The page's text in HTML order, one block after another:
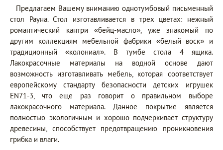
Предлагаем Вашему вниманию однотумбовый письменный
стол Рауна. Стол изготавливается в трех цветах: нежный
романтический кантри «бейц-масло», уже знакомый по
другим коллекциям мебельной фабрики «белый воск» и
традиционный «колониал». В тумбе стола 4 ящика.
Лакокрасочные материалы на водной основе дают
возможность изготавливать мебель, которая соответствует
европейскому стандарту безопасности детских игрушек
EN71-3, что еще раз говорит о правильном выборе
лакокрасочного материала. Данное покрытие является
полностью экологичным и хорошо подчеркивает структуру
древесины, способствует предотвращению проникновения
грибка и влаги.